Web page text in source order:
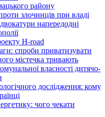
району
злочинців при владі
напередодні
H-road
спроби приватизувати
містечка тривають
власності дитячо-
дослідження: кому
чого чекати